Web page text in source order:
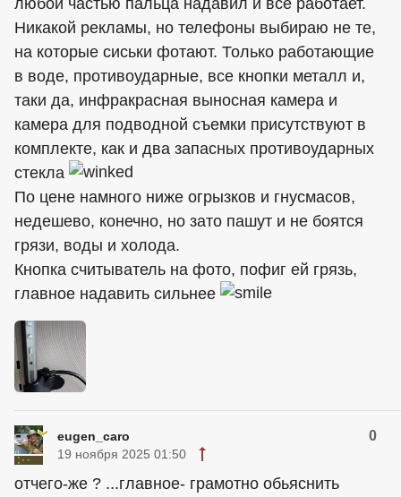
любой частью пальца надавил и все работает.
Никакой рекламы, но телефоны выбираю не те,
на которые сиськи фотают. Только работающие
в воде, противоударные, все кнопки металл и,
таки да, инфракрасная выносная камера и
камера для подводной съемки присутствуют в
комплекте, как и два запасных противоударных
стекла
По цене намного ниже огрызков и гнусмасов,
недешево, конечно, но зато пашут и не боятся
грязи, воды и холода.
Кнопка считыватель на фото, пофиг ей грязь,
главное надавить сильнее
eugen_caro 0
19 ноября 2025 01:50
отчего-же ? ...главное- грамотно обьяснить